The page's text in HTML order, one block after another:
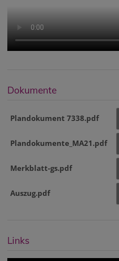
Dokumente
Plandokument 7338.pdf
Plandokumente_MA21.pdf
Merkblatt-gs.pdf
Auszug.pdf
Links